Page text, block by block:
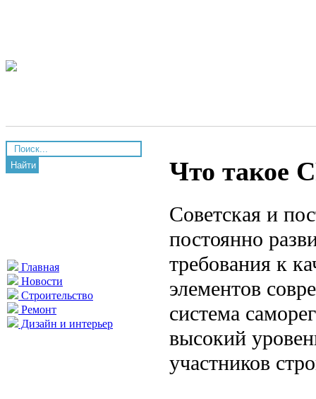
Найти
Главная
Новости
Строительство
Ремонт
Дизайн и интерьер
Что такое
Советская и
постоянно
требования к
элементов
система
высокий
участников